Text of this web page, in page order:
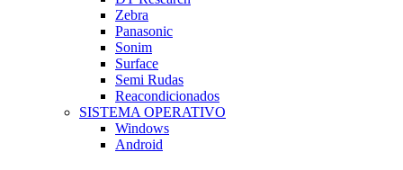
Zebra
Panasonic
Sonim
Surface
Semi Rudas
Reacondicionados
SISTEMA OPERATIVO
Windows
Android